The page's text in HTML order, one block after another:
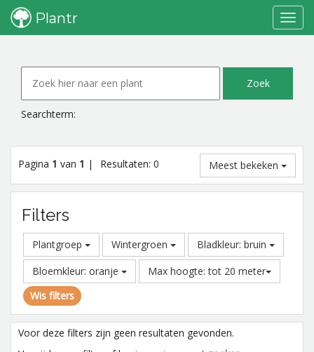
Plantr
Searchterm:
Pagina 1 van 1 | Resultaten: 0 Meest bekeken
Filters
Plantgroep Wintergroen
Bladkleur: bruin
Bloemkleur: oranje
Max hoogte: tot 20 meter
Wis filters
Voor deze filters zijn geen resultaten gevonden.